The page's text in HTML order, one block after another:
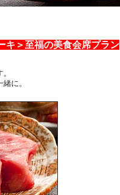
キ＞至福の美食会席プラン
に。